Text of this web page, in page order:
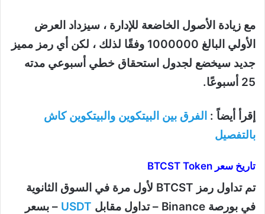
مع زيادة الأصول الخاضعة للإدارة ، سيزداد العرض
الأولي البالغ 1000000 وفقًا لذلك ، لكن أي رمز مميز
جديد سيخضع لجدول استحقاق خطي أسبوعي مدته
25 أسبوعًا.
إقرأ أيضاً : الفرق بين البيتكوين والبيتكوين كاش
بالتفصيل
تاريخ سعر BTCST Token
تم تداول رمز BTCST لأول مرة في السوق الثانوية
في بورصة Binance – تداول مقابل
USDT – بسعر